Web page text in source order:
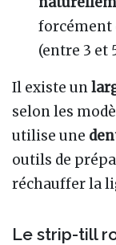
forcément
(entre 3 et
Il existe un
selon les
utilise une
outils de
réchauffer la
Le strip-till